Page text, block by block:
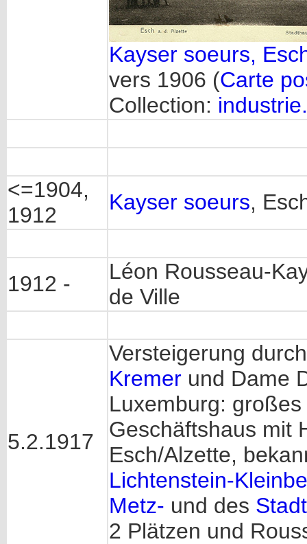
Kayser soeurs,
vers 1906 (Carte
Collection:
<=1904,
1912
Kayser soeurs,
1912 -
Léon Rousseau-
de Ville
5.2.1917
Versteigerung
Kremer und Dame
Luxemburg:
Geschäftshaus mit
Esch/Alzette,
Lichtenstein-
Metz- und des
2 Plätzen und